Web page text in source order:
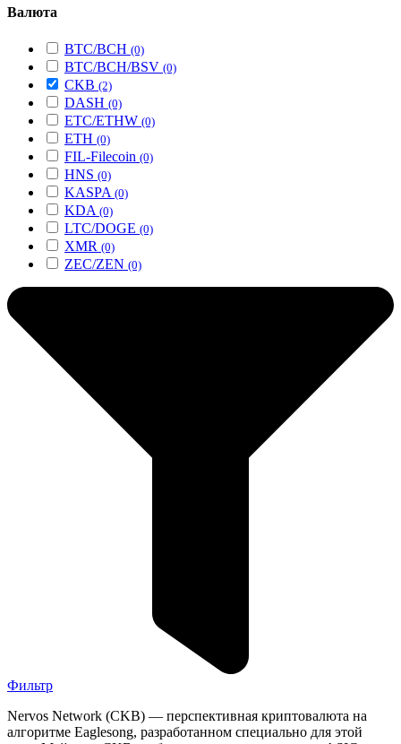
Валюта
BTC/BCH (0)
BTC/BCH/BSV (0)
CKB (2)
DASH (0)
ETC/ETHW (0)
ETH (0)
FIL-Filecoin (0)
HNS (0)
KASPA (0)
KDA (0)
LTC/DOGE (0)
XMR (0)
ZEC/ZEN (0)
Фильтр
Nervos Network (CKB) — перспективная криптовалюта на
алгоритме Eaglesong, разработанном специально для этой